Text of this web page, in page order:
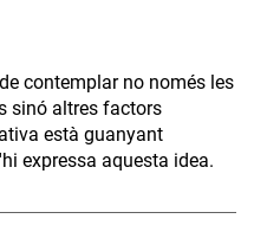
contemplar no només les
sinó altres factors
està guanyant
expressa aquesta idea.